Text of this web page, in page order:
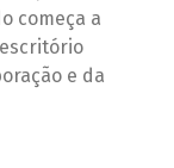
começa a
e da